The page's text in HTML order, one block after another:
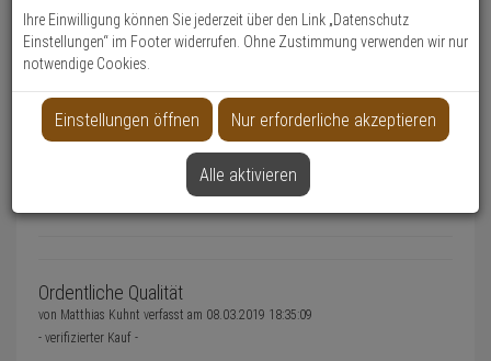
Suche
0 Bewertungen
1 Bewertungen
0 Bewertungen
Ordentliche Qualität
von Matthias Kuhnt verfasst am 08.03.2019 18:35:09
- verifizierter Kauf -
Ihre Einwilligung können Sie jederzeit über den Link „Datenschutz
Einstellungen“ im Footer widerrufen. Ohne Zustimmung verwenden wir nur
notwendige Cookies.
Einstellungen öffnen Nur erforderliche akzeptieren
Alle aktivieren